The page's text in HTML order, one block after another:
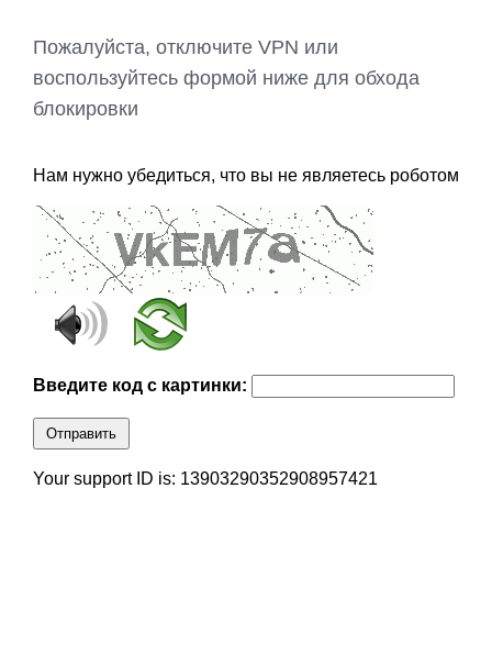
Пожалуйста, отключите VPN или
воспользуйтесь формой ниже для обхода
блокировки
Нам нужно убедиться, что вы не являетесь роботом
Введите код с картинки:
Отправить
Your support ID is: 13903290352908957421